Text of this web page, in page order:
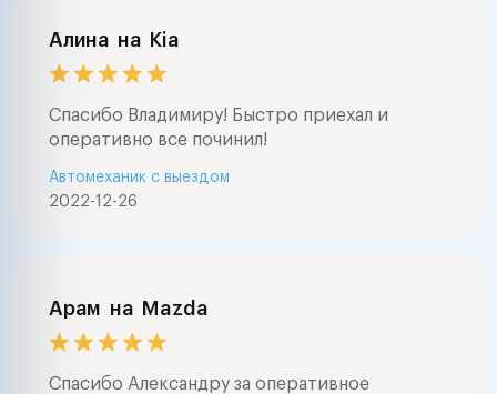
Алина на Kia
Спасибо Владимиру! Быстро приехал и
оперативно все починил!
2022-12-26
Автомеханик с выездом
Арам на Mazda
Спасибо Александру за оперативное